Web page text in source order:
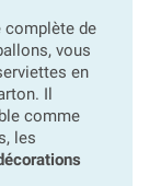
complète de
vous
en
Il
comme
les